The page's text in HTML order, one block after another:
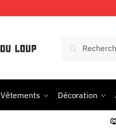
Vêtements Décoration